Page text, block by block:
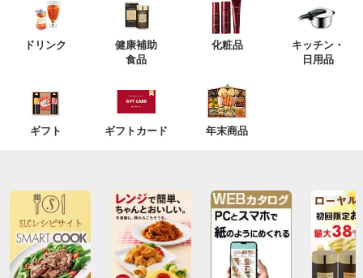
ドリンク
健康補助
食品
化粧品
キッチン・
日用品
ギフト ギフトカード 年末商品